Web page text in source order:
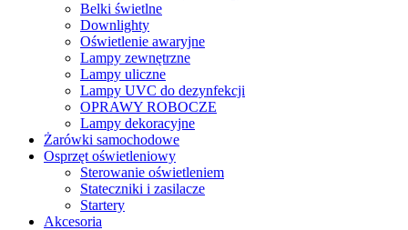
Belki świetlne
Downlighty
Oświetlenie awaryjne
Lampy zewnętrzne
Lampy uliczne
Lampy UVC do dezynfekcji
OPRAWY ROBOCZE
Lampy dekoracyjne
Żarówki samochodowe
Osprzęt oświetleniowy
Sterowanie oświetleniem
Stateczniki i zasilacze
Startery
Akcesoria